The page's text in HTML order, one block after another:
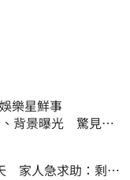
樂星鮮事
、背景曝光 驚見
家人急求助：剩我